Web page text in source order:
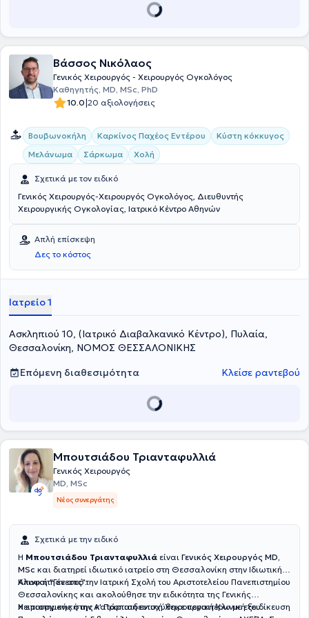
χειρουργικής του Αριστοτελείου Πανεπιστημίου Θεσσαλονίκης κου
Γενικού Νοσοκομείου Ιωαννίνων "Γ. Χατζηκώστα" κ. Ευάγγελου
Τσιμογιάννη από το 2013 μέχρι και σήμερα.
Βάσσος Νικόλαος
Γενικός Χειρουργός - Χειρουργός Ογκολόγος
Καθηγητής, MD, MSc, PhD
10.0|20 αξιολογήσεις
Βουβωνοκήλη Καρκίνος Παχέος Εντέρου
Κύστη κόκκυγος
Μελάνωμα
Σάρκωμα Χολή
Σχετικά με τον ειδικό
Γενικός Χειρουργός-Χειρουργός Ογκολόγος, Διευθυντής
Χειρουργικής Ογκολογίας, Ιατρικό Κέντρο Αθηνών
Απλή επίσκεψη
Δες το κόστος
Ιατρείο 1
Ασκληπιού 10, (Ιατρικό Διαβαλκανικό Κέντρο), Πυλαία,
Θεσσαλονίκη, ΝΟΜΟΣ ΘΕΣΣΑΛΟΝΙΚΗΣ
Επόμενη διαθεσιμότητα
Κλείσε ραντεβού
Μπουτσιάδου Τριανταφυλλιά
Γενικός Χειρουργός
MD, MSc
Νέος συνεργάτης
Σχετικά με την ειδικό
Η Μπουτσιάδου Τριανταφυλλιά είναι Γενικός Χειρουργός MD,
MSc και διατηρεί ιδιωτικό ιατρείο στη Θεσσαλονίκη στην Ιδιωτική
Κλινική "Γένεσις".
Αποφοίτησε από την Ιατρική Σχολή του Αριστοτελείου Πανεπιστημίου
Θεσσαλονίκης και ακολούθησε την ειδικότητα της Γενικής
Χειρουργικής στην Α' Προπαιδευτική Χειρουργική Κλινική του
Η επιστημονική της κατάρτιση ενισχύθηκε περαιτέρω με εξειδίκευση